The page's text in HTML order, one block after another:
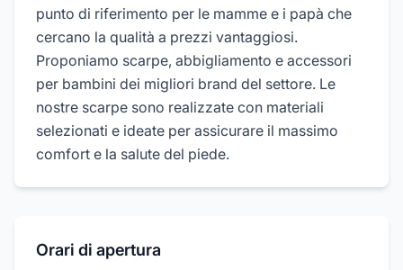
punto di riferimento per le mamme e i papà che
cercano la qualità a prezzi vantaggiosi.
Proponiamo scarpe, abbigliamento e accessori
per bambini dei migliori brand del settore. Le
nostre scarpe sono realizzate con materiali
selezionati e ideate per assicurare il massimo
comfort e la salute del piede.
Orari di apertura